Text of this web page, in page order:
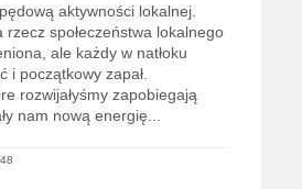
aktywności lokalnej.
rzecz społeczeństwa lokalnego
ale każdy w natłoku
i początkowy zapał.
rozwijałyśmy zapobiegają
nam nową energię...